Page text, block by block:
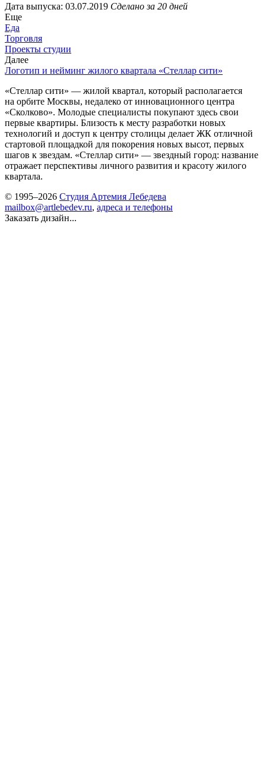
Дата выпуска: 03.07.2019 Сделано за 20 дней
Еще
Еда
Торговля
Проекты студии
Далее
Логотип и нейминг жилого квартала «Стеллар сити»
«Стеллар сити» — жилой квартал, который располагается
на орбите Москвы, недалеко от инновационного центра
«Сколково». Молодые специалисты покупают здесь свои
первые квартиры. Близость к месту разработки новых
технологий и доступ к центру столицы делает ЖК отличной
стартовой площадкой для покорения новых высот, первых
шагов к звездам. «Стеллар сити» — звездный город: название
отражает перспективы личного развития и красоту жилого
квартала.
© 1995–2026 Студия Артемия Лебедева
mailbox@artlebedev.ru, адреса и телефоны
Заказать дизайн...